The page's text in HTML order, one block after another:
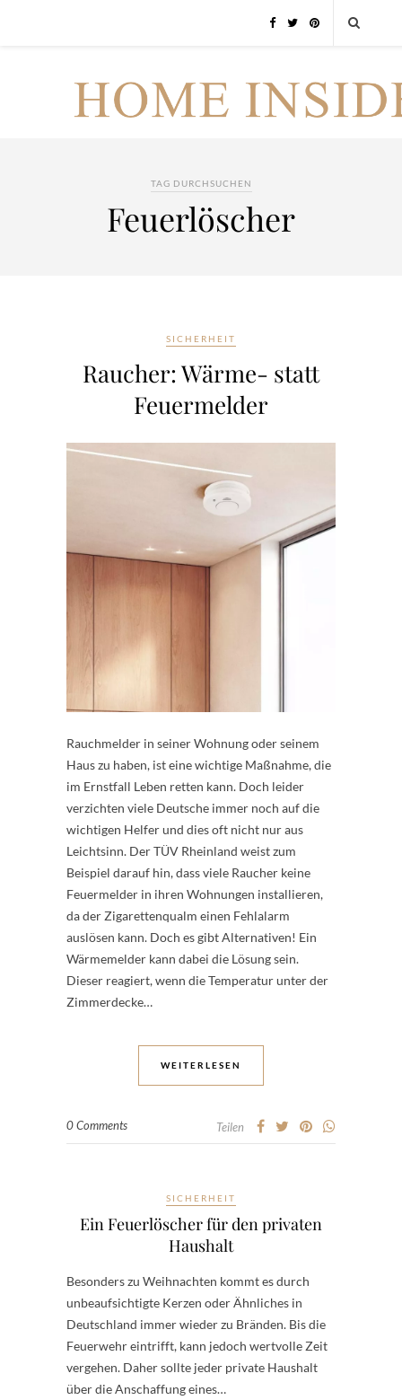
TAG DURCHSUCHEN
Feuerlöscher
SICHERHEIT
Raucher: Wärme- statt
Feuermelder
Rauchmelder in seiner Wohnung oder seinem
Haus zu haben, ist eine wichtige Maßnahme, die
im Ernstfall Leben retten kann. Doch leider
verzichten viele Deutsche immer noch auf die
wichtigen Helfer und dies oft nicht nur aus
Leichtsinn. Der TÜV Rheinland weist zum
Beispiel darauf hin, dass viele Raucher keine
Feuermelder in ihren Wohnungen installieren,
da der Zigarettenqualm einen Fehlalarm
auslösen kann. Doch es gibt Alternativen! Ein
Wärmemelder kann dabei die Lösung sein.
Dieser reagiert, wenn die Temperatur unter der
Zimmerdecke…
WEITERLESEN
0 Comments Teilen
SICHERHEIT
Ein Feuerlöscher für den privaten
Haushalt
Besonders zu Weihnachten kommt es durch
unbeaufsichtigte Kerzen oder Ähnliches in
Deutschland immer wieder zu Bränden. Bis die
Feuerwehr eintrifft, kann jedoch wertvolle Zeit
vergehen. Daher sollte jeder private Haushalt
über die Anschaffung eines…